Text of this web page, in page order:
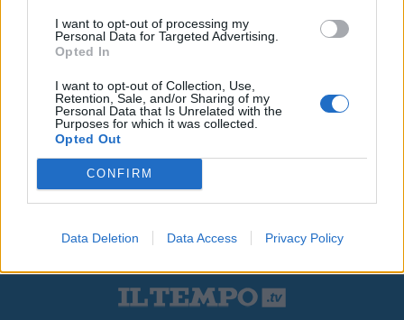
I want to opt-out of processing my
Personal Data for Targeted Advertising.
Opted In
I want to opt-out of Collection, Use,
Retention, Sale, and/or Sharing of my
Personal Data that Is Unrelated with the
Purposes for which it was collected.
Opted Out
CONFIRM
Data Deletion Data Access Privacy Policy